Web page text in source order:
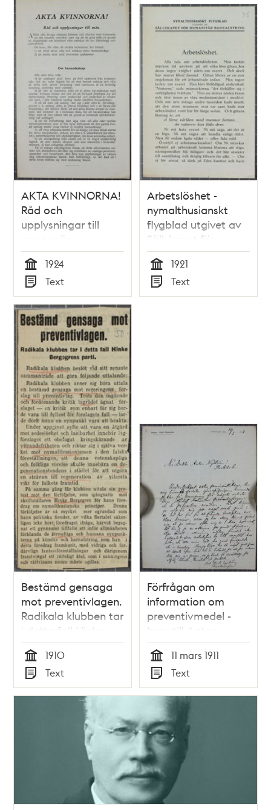
AKTA KVINNORNA!
Råd och
upplysningar till
unga män -
sexualupplysningspamflett
1924
Tid
1924
Typ
Text
Arbetslöshet -
nymalthusianskt
flygblad utgivet av
Sällskapet för
Humanitär
Barnalstring 1921
Tid
1921
Typ
Text
Bestämd gensaga
mot preventivlagen.
Radikala klubben tar
i detta fall Hinke
Bergegrens parti -
pressklipp
Tid
1910
Typ
Text
Förfrågan om
information om
preventivmedel -
brev till Anton
Nyström
Tid
11 mars 1911
Typ
Text